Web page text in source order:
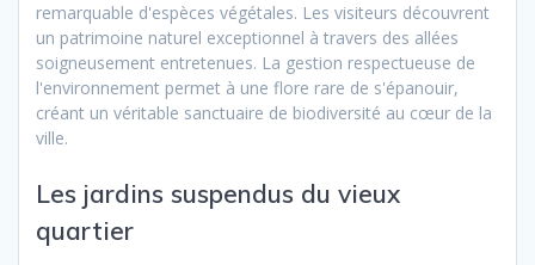
remarquable d'espèces végétales. Les visiteurs découvrent
un patrimoine naturel exceptionnel à travers des allées
soigneusement entretenues. La gestion respectueuse de
l'environnement permet à une flore rare de s'épanouir,
créant un véritable sanctuaire de biodiversité au cœur de la
ville.
Les jardins suspendus du vieux
quartier